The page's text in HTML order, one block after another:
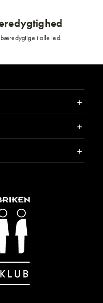
i alle led.